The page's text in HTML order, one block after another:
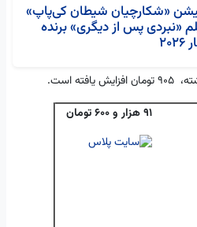
«شکارچیان شیطان کی‌پاپ»
«نبردی پس از دیگری» برنده
است.
91 هزار و 600 تومان